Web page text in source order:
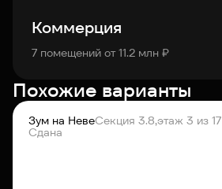
Коммерция
7 помещений от 11.2 млн ₽
Похожие варианты
Зум на НевеСекция 3.8,этаж 3 из 17
Сдана